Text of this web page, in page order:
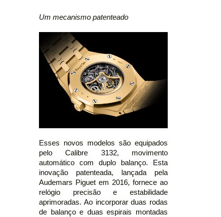
Um mecanismo patenteado
Esses novos modelos são equipados
pelo Calibre 3132, movimento
automático com duplo balanço. Esta
inovação patenteada, lançada pela
Audemars Piguet em 2016, fornece ao
relógio precisão e estabilidade
aprimoradas. Ao incorporar duas rodas
de balanço e duas espirais montadas